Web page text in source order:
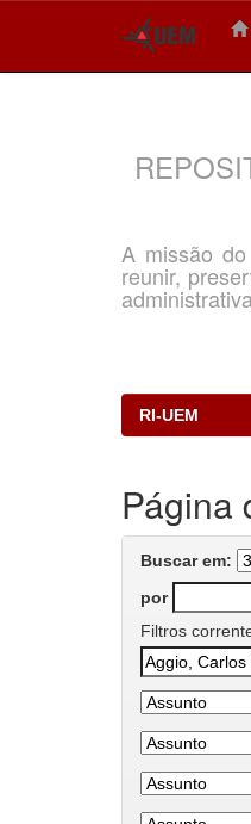
A missão
reunir,
RI-UEM
Página
Buscar em:
por
Filtros